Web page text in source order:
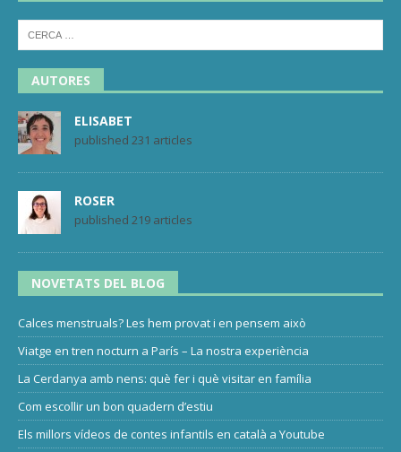
AUTORES
ELISABET
published 231 articles
ROSER
published 219 articles
NOVETATS DEL BLOG
Calces menstruals? Les hem provat i en pensem això
Viatge en tren nocturn a París – La nostra experiència
La Cerdanya amb nens: què fer i què visitar en família
Com escollir un bon quadern d’estiu
Els millors vídeos de contes infantils en català a Youtube